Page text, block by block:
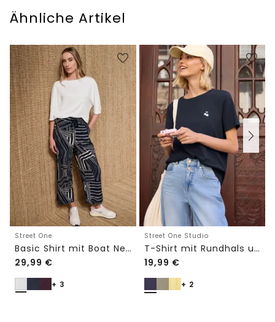
Ähnliche Artikel
Street One
Basic Shirt mit Boat Neck und Elastikbund
29,99 €
+ 3
Street One Studio
T-Shirt mit Rundhals und Embroidery-Detail
19,99 €
+ 2